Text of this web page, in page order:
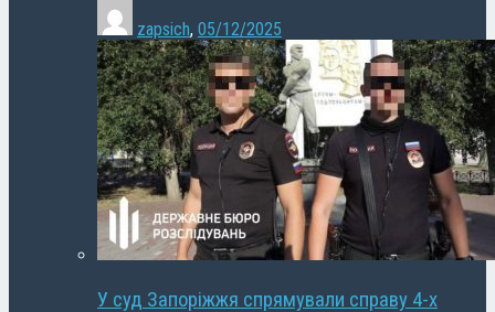
zapsich, 05/12/2025
У суд Запоріжжя спрямували справу 4-х